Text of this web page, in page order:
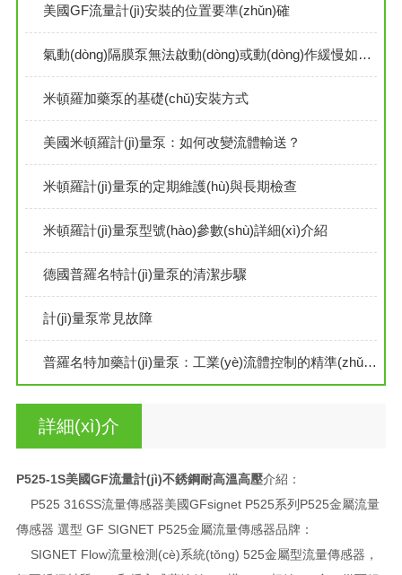
美國GF流量計(jì)安裝的位置要準(zhǔn)確
氣動(dòng)隔膜泵無法啟動(dòng)或動(dòng)作緩慢如何處理
米頓羅加藥泵的基礎(chǔ)安裝方式
美國米頓羅計(jì)量泵：如何改變流體輸送？
米頓羅計(jì)量泵的定期維護(hù)與長期檢查
米頓羅計(jì)量泵型號(hào)參數(shù)詳細(xì)介紹
德國普羅名特計(jì)量泵的清潔步驟
計(jì)量泵常見故障
普羅名特加藥計(jì)量泵：工業(yè)流體控制的精準(zhǔn)之翼
詳細(xì)介
紹
P525-1S美國GF流量計(jì)不銹鋼耐高溫高壓介紹：
P525 316SS流量傳感器美國GFsignet P525系列P525金屬流量
傳感器 選型 GF SIGNET P525金屬流量傳感器品牌：
SIGNET Flow流量檢測(cè)系統(tǒng) 525金屬型流量傳感器，